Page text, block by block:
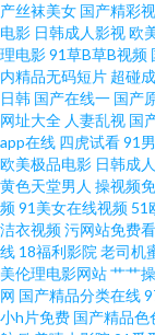
人人摸人人爽av 91蝌
文字幕 久久成人网视
品视频 大香蕉伊人
伊人 影音先锋AV小
东京热av女优天堂
资源无人区 高清自
产丝袜美女 国产精彩
电影 日韩成人影视欧
理电影91草B草B视频
内精品无码短片 超碰
日韩 国产在线一 国产
网址大全 人妻乱视 国
app在线 四虎试看91
欧美极品电影 日韩成
黄色天堂男人 操视频
频91美女在线视频 51
洁衣视频污网站免费看
线 18福利影院 老司机
美伦理电影网站艹艹
网 国产精品分类在线
小h片免费 国产精品色